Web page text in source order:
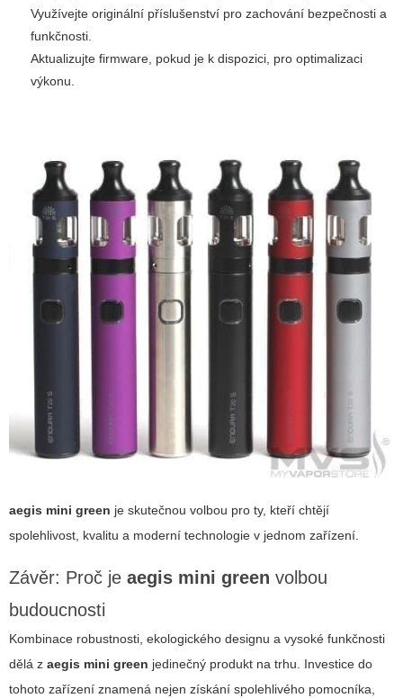
Využívejte originální příslušenství pro zachování bezpečnosti a
funkčnosti.
Aktualizujte firmware, pokud je k dispozici, pro optimalizaci
výkonu.
aegis mini green je skutečnou volbou pro ty, kteří chtějí
spolehlivost, kvalitu a moderní technologie v jednom zařízení.
Závěr: Proč je aegis mini green volbou
budoucnosti
Kombinace robustnosti, ekologického designu a vysoké funkčnosti
dělá z aegis mini green jedinečný produkt na trhu. Investice do
tohoto zařízení znamená nejen získání spolehlivého pomocníka,